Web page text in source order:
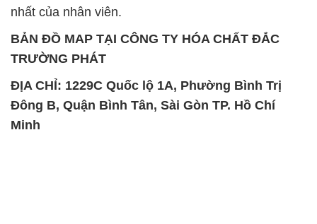
nhất của nhân viên.
BẢN ĐỒ MAP TẠI CÔNG TY HÓA CHẤT ĐẮC
TRƯỜNG PHÁT
ĐỊA CHỈ: 1229C Quốc lộ 1A, Phường Bình Trị
Đông B, Quận Bình Tân, Sài Gòn TP. Hồ Chí
Minh